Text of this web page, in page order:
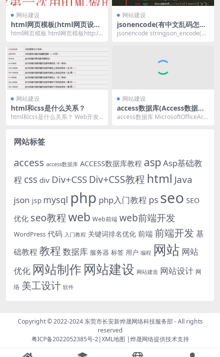
网站建设
html网页模板(html网页设计
成品)
html网页模板 html网页模板http://
网站建设
jsonencode(有中文乱码怎么
处理)
jsonencode stringjson_encode(mi
网站建设
html和css是什么关系？
html和css是什么关系？ Web开发
网站建设
access数据库(Access数据库
是什么)
access数据库 MicrosoftOfficeAcc
网站标签
access access数据库 ACCESS数据库教程 asp Asp基础教
程 css div Div+CSS Div+CSS教程 html Java
json jsp mysql php php入门教程 ps seo SEO
优化 seo教程web Web前端 web前端开发
WordPress 代码 入门教程 关键词排名优化 前端 前端开发 基
础教程 教程 数据库 服务器 标签 用户 编程 网站 网站
优化 网站制作 网站建设 网站建造 网站设计 网
络 美工设计 软件
Copyright © 2022-2024 东莞市长安新烨晟网络科技服务部- All rights
reserved
粤ICP备2022052385号-2|XML地图 |烨晟网络提供技术支持